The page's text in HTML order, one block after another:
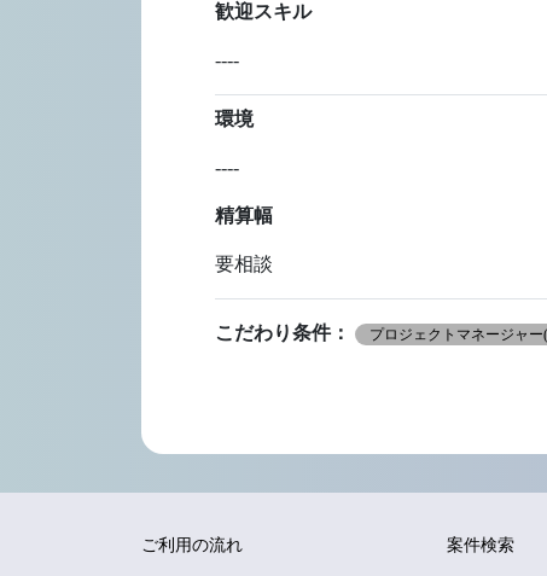
歓迎スキル
----
環境
----
精算幅
要相談
こだわり条件： プロジェクトマネージャー
ご利用の流れ 案件検索